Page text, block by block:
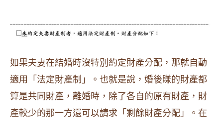
如果夫妻在結婚時沒特別約定財產分配，那就自動
適用「法定財產制」。也就是說，婚後賺的財產都
算是共同財產，離婚時，除了各自的原有財產，財
產較少的那一方還可以請求「剩餘財產分配」。在